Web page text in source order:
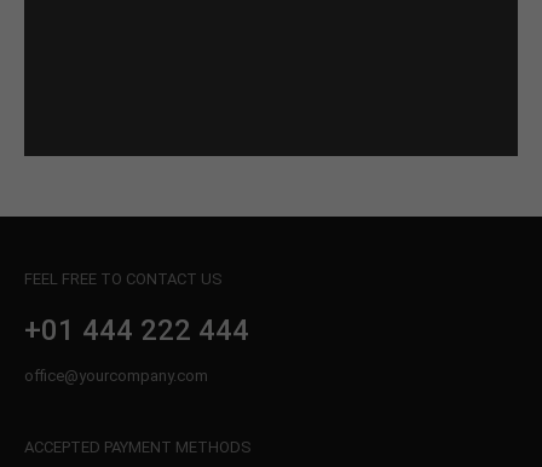
FEEL FREE TO CONTACT US
+01 444 222 444
office@yourcompany.com
ACCEPTED PAYMENT METHODS